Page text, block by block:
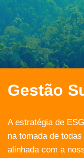
Gestão
A estratégia de
na tomada de
alinhada com a